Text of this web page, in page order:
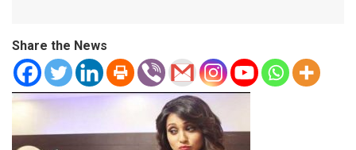
Share the News